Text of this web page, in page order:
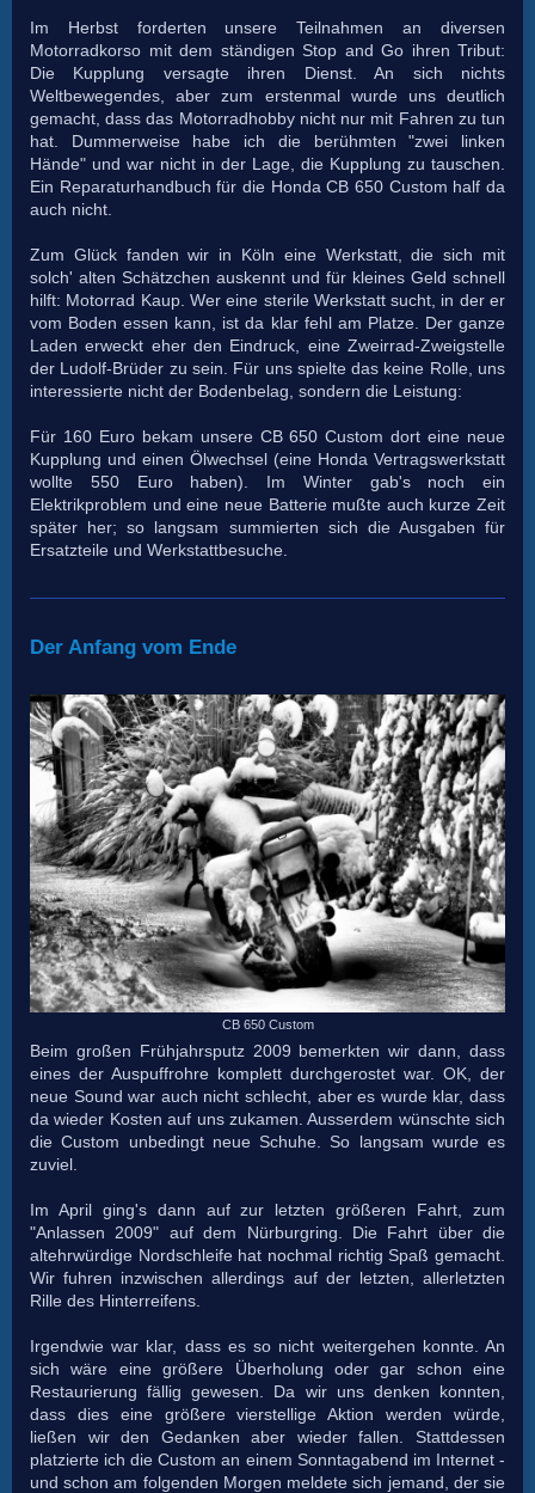
Im Herbst forderten unsere Teilnahmen an diversen
Motorradkorso mit dem ständigen Stop and Go ihren Tribut:
Die Kupplung versagte ihren Dienst. An sich nichts
Weltbewegendes, aber zum erstenmal wurde uns deutlich
gemacht, dass das Motorradhobby nicht nur mit Fahren zu tun
hat. Dummerweise habe ich die berühmten "zwei linken
Hände" und war nicht in der Lage, die Kupplung zu tauschen.
Ein Reparaturhandbuch für die Honda CB 650 Custom half da
auch nicht.
Zum Glück fanden wir in Köln eine Werkstatt, die sich mit
solch' alten Schätzchen auskennt und für kleines Geld schnell
hilft: Motorrad Kaup. Wer eine sterile Werkstatt sucht, in der er
vom Boden essen kann, ist da klar fehl am Platze. Der ganze
Laden erweckt eher den Eindruck, eine Zweirrad-Zweigstelle
der Ludolf-Brüder zu sein. Für uns spielte das keine Rolle, uns
interessierte nicht der Bodenbelag, sondern die Leistung:
Für 160 Euro bekam unsere CB 650 Custom dort eine neue
Kupplung und einen Ölwechsel (eine Honda Vertragswerkstatt
wollte 550 Euro haben). Im Winter gab's noch ein
Elektrikproblem und eine neue Batterie mußte auch kurze Zeit
später her; so langsam summierten sich die Ausgaben für
Ersatzteile und Werkstattbesuche.
Der Anfang vom Ende
CB 650 Custom
Beim großen Frühjahrsputz 2009 bemerkten wir dann, dass
eines der Auspuffrohre komplett durchgerostet war. OK, der
neue Sound war auch nicht schlecht, aber es wurde klar, dass
da wieder Kosten auf uns zukamen. Ausserdem wünschte sich
die Custom unbedingt neue Schuhe. So langsam wurde es
zuviel.
Im April ging's dann auf zur letzten größeren Fahrt, zum
"Anlassen 2009" auf dem Nürburgring. Die Fahrt über die
altehrwürdige Nordschleife hat nochmal richtig Spaß gemacht.
Wir fuhren inzwischen allerdings auf der letzten, allerletzten
Rille des Hinterreifens.
Irgendwie war klar, dass es so nicht weitergehen konnte. An
sich wäre eine größere Überholung oder gar schon eine
Restaurierung fällig gewesen. Da wir uns denken konnten,
dass dies eine größere vierstellige Aktion werden würde,
ließen wir den Gedanken aber wieder fallen. Stattdessen
platzierte ich die Custom an einem Sonntagabend im Internet -
und schon am folgenden Morgen meldete sich jemand, der sie